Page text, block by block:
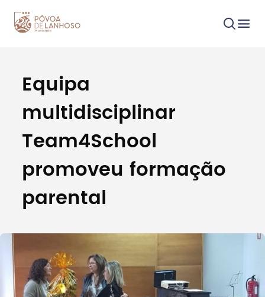
Procurar
Tipo de conteúdo
Filtros
Equipa
multidisciplinar
Team4School
promoveu formação
parental